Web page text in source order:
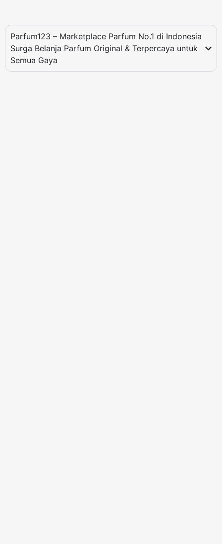
Parfum123 – Marketplace Parfum No.1 di Indonesia
Surga Belanja Parfum Original & Terpercaya untuk
Semua Gaya